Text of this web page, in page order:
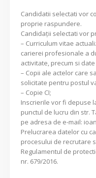
Candidatii selectati vor
proprie raspundere.
Candidaţii selectati vor
– Curriculum vitae
carierei profesionale a
activitate, precum si
– Copii ale actelor care
solicitate pentru postul
– Copie CI;
Inscrierile vor fi depuse
punctul de lucru din str.
pe adresa de e-mail:
Prelucrarea datelor cu
procesului de recrutare
Regulamentul de
nr. 679/2016.